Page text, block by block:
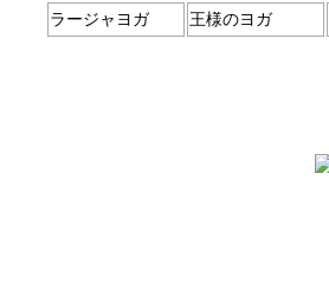
ラージャヨガ 王様のヨガ